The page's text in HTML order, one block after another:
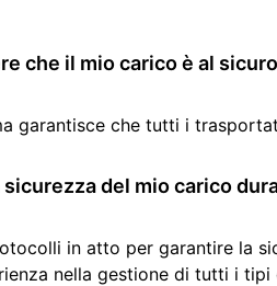
che il mio carico è al
garantisce che tutti i
del mio carico
in atto per garantire la
nella gestione di tutti i tipi